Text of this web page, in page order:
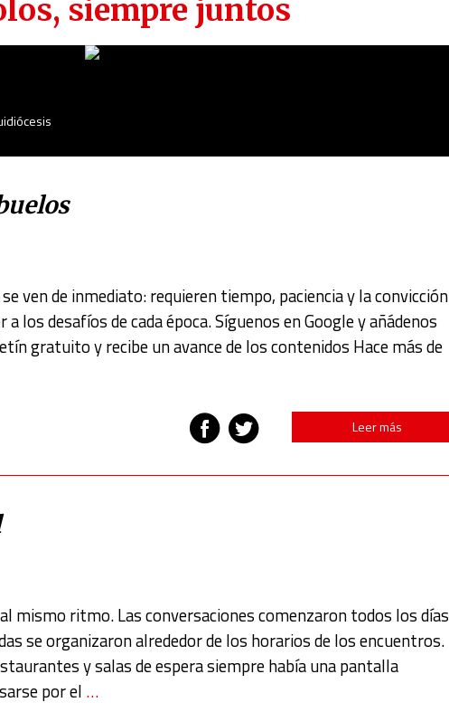
siempre juntos
ven de inmediato: requieren tiempo, paciencia y la convicción
los desafíos de cada época. Síguenos en Google y añádenos
gratuito y recibe un avance de los contenidos Hace más de
Leer más
mismo ritmo. Las conversaciones comenzaron todos los días
se organizaron alrededor de los horarios de los encuentros.
y salas de espera siempre había una pantalla
por el …